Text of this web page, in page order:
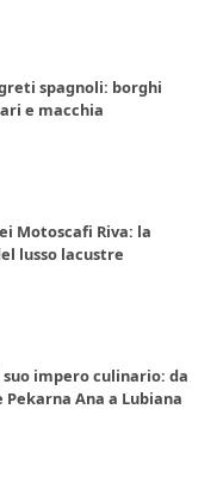
spagnoli: borghi
e macchia
Motoscafi Riva: la
lusso lacustre
suo impero culinario: da
Pekarna Ana a Lubiana